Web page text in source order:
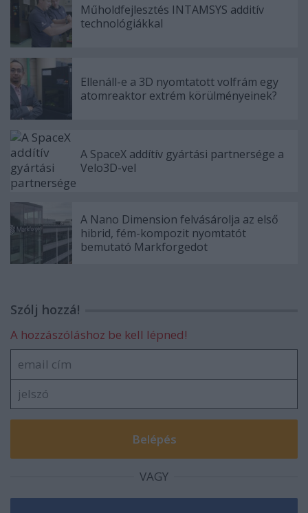
Műholdfejlesztés INTAMSYS additív
technológiákkal
Ellenáll-e a 3D nyomtatott volfrám egy
atomreaktor extrém körülményeinek?
A SpaceX addítív gyártási partnersége a
Velo3D-vel
A Nano Dimension felvásárolja az első
hibrid, fém-kompozit nyomtatót
bemutató Markforgedot
Szólj hozzá!
A hozzászóláshoz be kell lépned!
VAGY